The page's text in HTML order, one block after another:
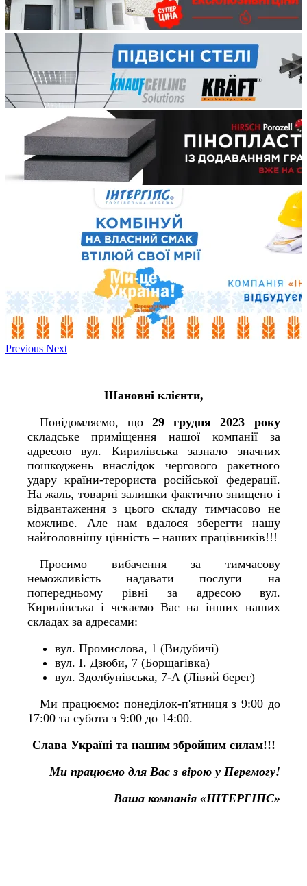
Previous Next
Шановні клієнти,
Повідомляємо, що29 грудня 2023 року
складське приміщення нашої компанії за
адресою вул. Кирилівська зазнало значних
пошкоджень внаслідок чергового ракетного
удару країни-терориста російської федерації.
На жаль, товарні залишки фактично знищено і
відвантаження з цього складу тимчасово не
можливе. Але нам вдалося зберегти нашу
найголовнішу цінність – наших працівників!!!
Просимо вибачення за тимчасову
неможливість надавати послуги на
попередньому рівні за адресою вул.
Кирилівська і чекаємо Вас на інших наших
складах за адресами:
вул. Промислова, 1 (Видубичі)
вул. І. Дзюби, 7 (Борщагівка)
вул. Здолбунівська, 7-А (Лівий берег)
Ми працюємо: понеділок-п'ятниця з 9:00 до
17:00 та субота з 9:00 до 14:00.
Слава Україні та нашим збройним силам!!!
Ми працюємо для Вас з вірою у Перемогу!
Ваша компанія «ІНТЕРГІПС»